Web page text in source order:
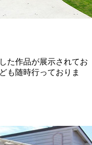
た作品が展示されてお
も随時行っておりま